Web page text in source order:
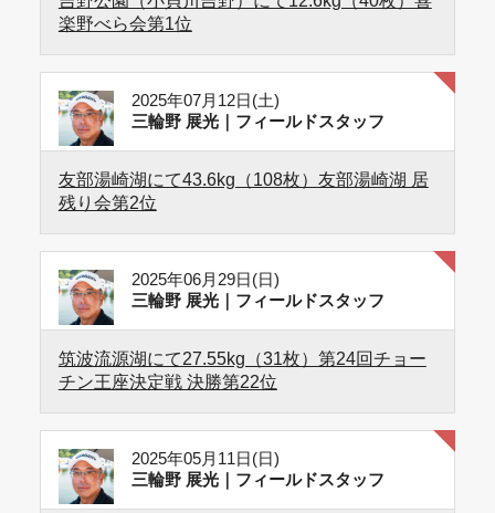
楽野べら会第1位
2025年07月12日(土)
三輪野 展光｜フィールドスタッフ
友部湯崎湖にて43.6kg（108枚）友部湯崎湖 居
残り会第2位
2025年06月29日(日)
三輪野 展光｜フィールドスタッフ
筑波流源湖にて27.55kg（31枚）第24回チョー
チン王座決定戦 決勝第22位
2025年05月11日(日)
三輪野 展光｜フィールドスタッフ